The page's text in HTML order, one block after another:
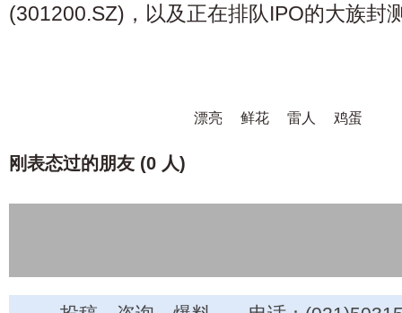
(301200.SZ)，以及正在排队IPO的大族封
漂亮 鲜花 雷人 鸡蛋
刚表态过的朋友 (0 人)